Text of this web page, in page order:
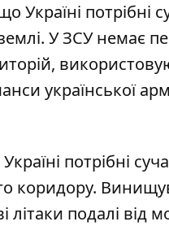
Україні
У ЗСУ немає
української
потрібні
коридору.
літаки подалі